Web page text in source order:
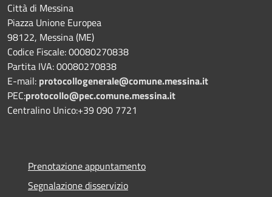
Città di Messina
Piazza Unione Europea
98122, Messina (ME)
Codice Fiscale: 00080270838
Partita IVA: 00080270838
E-mail: protocollogenerale@comune.messina.it
PEC:protocollo@pec.comune.messina.it
Centralino Unico:+39 090 7721
Prenotazione appuntamento
Segnalazione disservizio